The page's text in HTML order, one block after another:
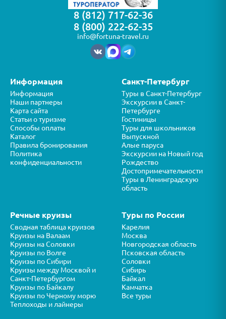
8 (812) 717-62-36
8 (800) 222-62-35
info@fortuna-travel.ru
Информация
Информация
Наши партнеры
Карта сайта
Статьи о туризме
Способы оплаты
Каталог
Правила бронирования
Политика
конфиденциальности
Санкт-Петербург
Туры в Санкт-Петербург
Экскурсии в Санкт-
Петербурге
Гостиницы
Туры для школьников
Выпускной
Алые паруса
Экскурсии на Новый год
Рождество
Достопримечательности
Туры в Ленинградскую
область
Речные круизы
Сводная таблица круизов
Круизы на Валаам
Круизы на Соловки
Круизы по Волге
Круизы по Сибири
Круизы между Москвой и
Санкт-Петербургом
Круизы по Байкалу
Круизы по Черному морю
Теплоходы и лайнеры
Туры по России
Карелия
Москва
Новгородская область
Псковская область
Соловки
Сибирь
Байкал
Камчатка
Все туры